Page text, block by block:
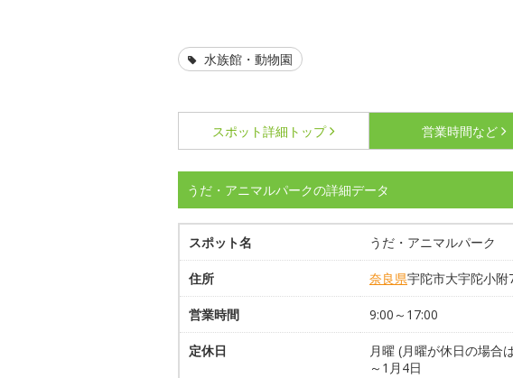
水族館・動物園
スポット詳細 トップ 営業時間など
うだ・アニマルパークの詳細データ
スポット名 うだ・アニマルパーク
住所 奈良県宇陀市大宇陀小附
営業時間 9:00～17:00
定休日
月曜 (月曜が休日の場合
～1月4日